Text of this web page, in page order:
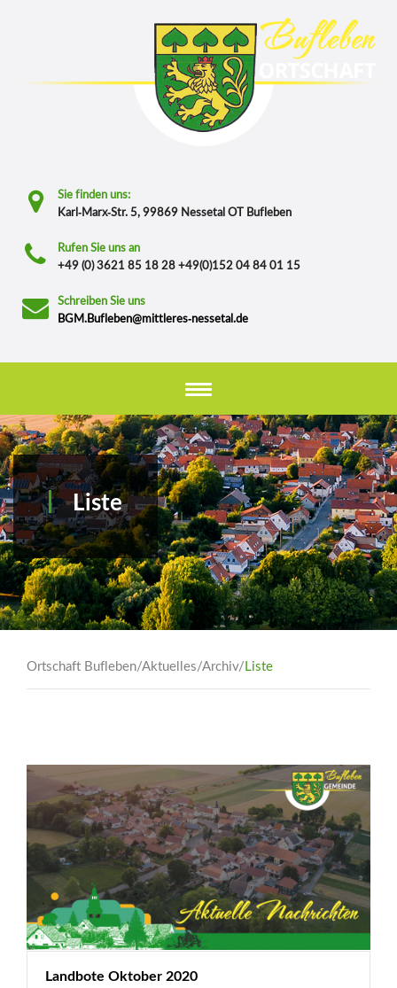
Sie finden uns:
Karl-Marx-Str. 5, 99869 Nessetal OT Bufleben
Rufen Sie uns an
+49 (0) 3621 85 18 28 +49(0)152 04 84 01 15
Schreiben Sie uns
BGM.Bufleben@mittleres-nessetal.de
Liste
Ortschaft Bufleben/Aktuelles/Archiv/Liste
Landbote Oktober 2020